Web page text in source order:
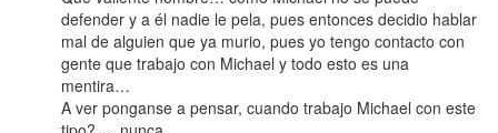
defender y a él nadie le pela, pues entonces decidio hablar
mal de alguien que ya murio, pues yo tengo contacto con
gente que trabajo con Michael y todo esto es una
mentira…
A ver ponganse a pensar, cuando trabajo Michael con este